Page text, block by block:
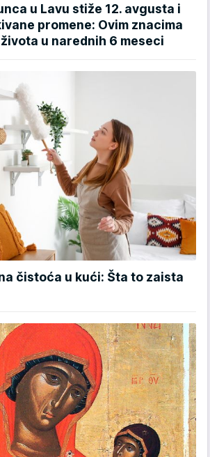
u Lavu stiže 12. avgusta i
promene: Ovim znacima
u narednih 6 meseci
čistoća u kući: Šta to zaista